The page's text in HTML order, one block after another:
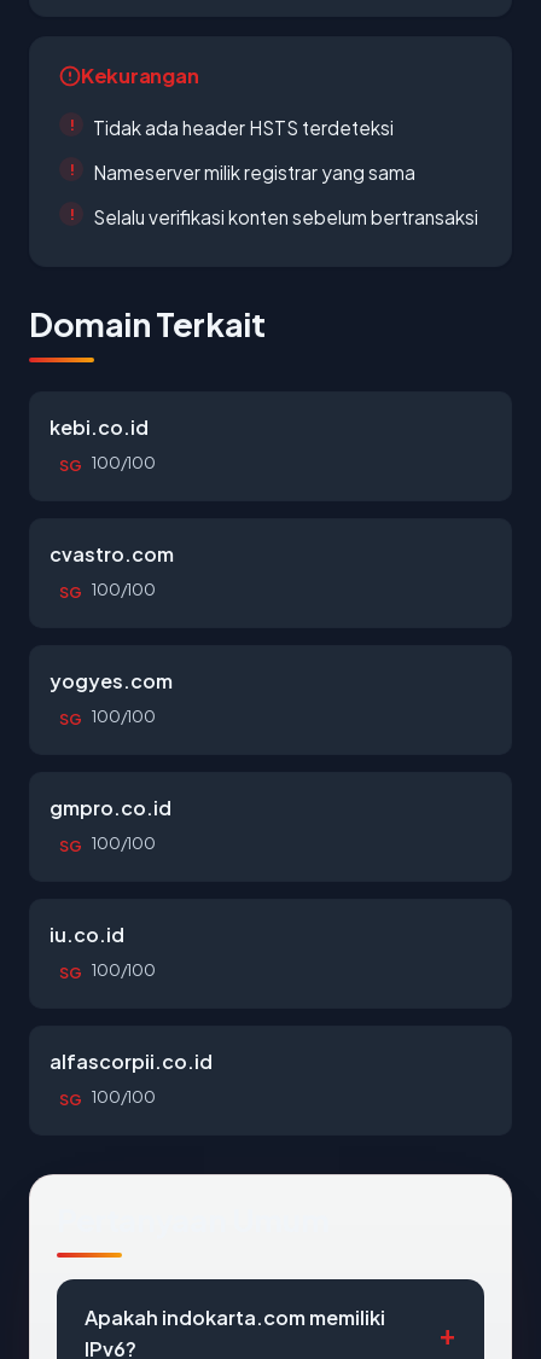
Kekurangan
Tidak ada header HSTS terdeteksi
Nameserver milik registrar yang sama
Selalu verifikasi konten sebelum bertransaksi
Domain Terkait
kebi.co.id
SG 100/100
cvastro.com
SG 100/100
yogyes.com
SG 100/100
gmpro.co.id
SG 100/100
iu.co.id
SG 100/100
alfascorpii.co.id
SG 100/100
Apakah indokarta.com memiliki
IPv6?